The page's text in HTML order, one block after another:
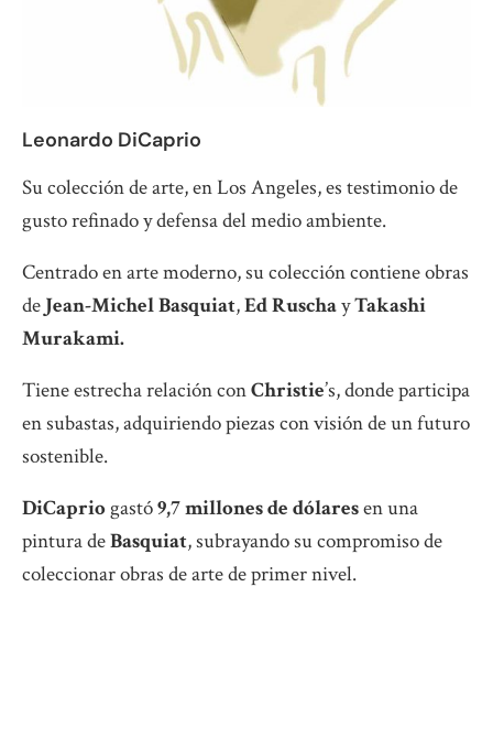
Leonardo DiCaprio
Su colección de arte, en Los Angeles, es testimonio de
gusto refinado y defensa del medio ambiente.
Centrado en arte moderno, su colección contiene obras
deJean-Michel Basquiat,Ed RuschayTakashi
Murakami.
Tiene estrecha relación conChristie’s, donde participa
en subastas, adquiriendo piezas con visión de un futuro
sostenible.
DiCapriogastó9,7 millones de dólaresen una
pintura deBasquiat, subrayando su compromiso de
coleccionar obras de arte de primer nivel.